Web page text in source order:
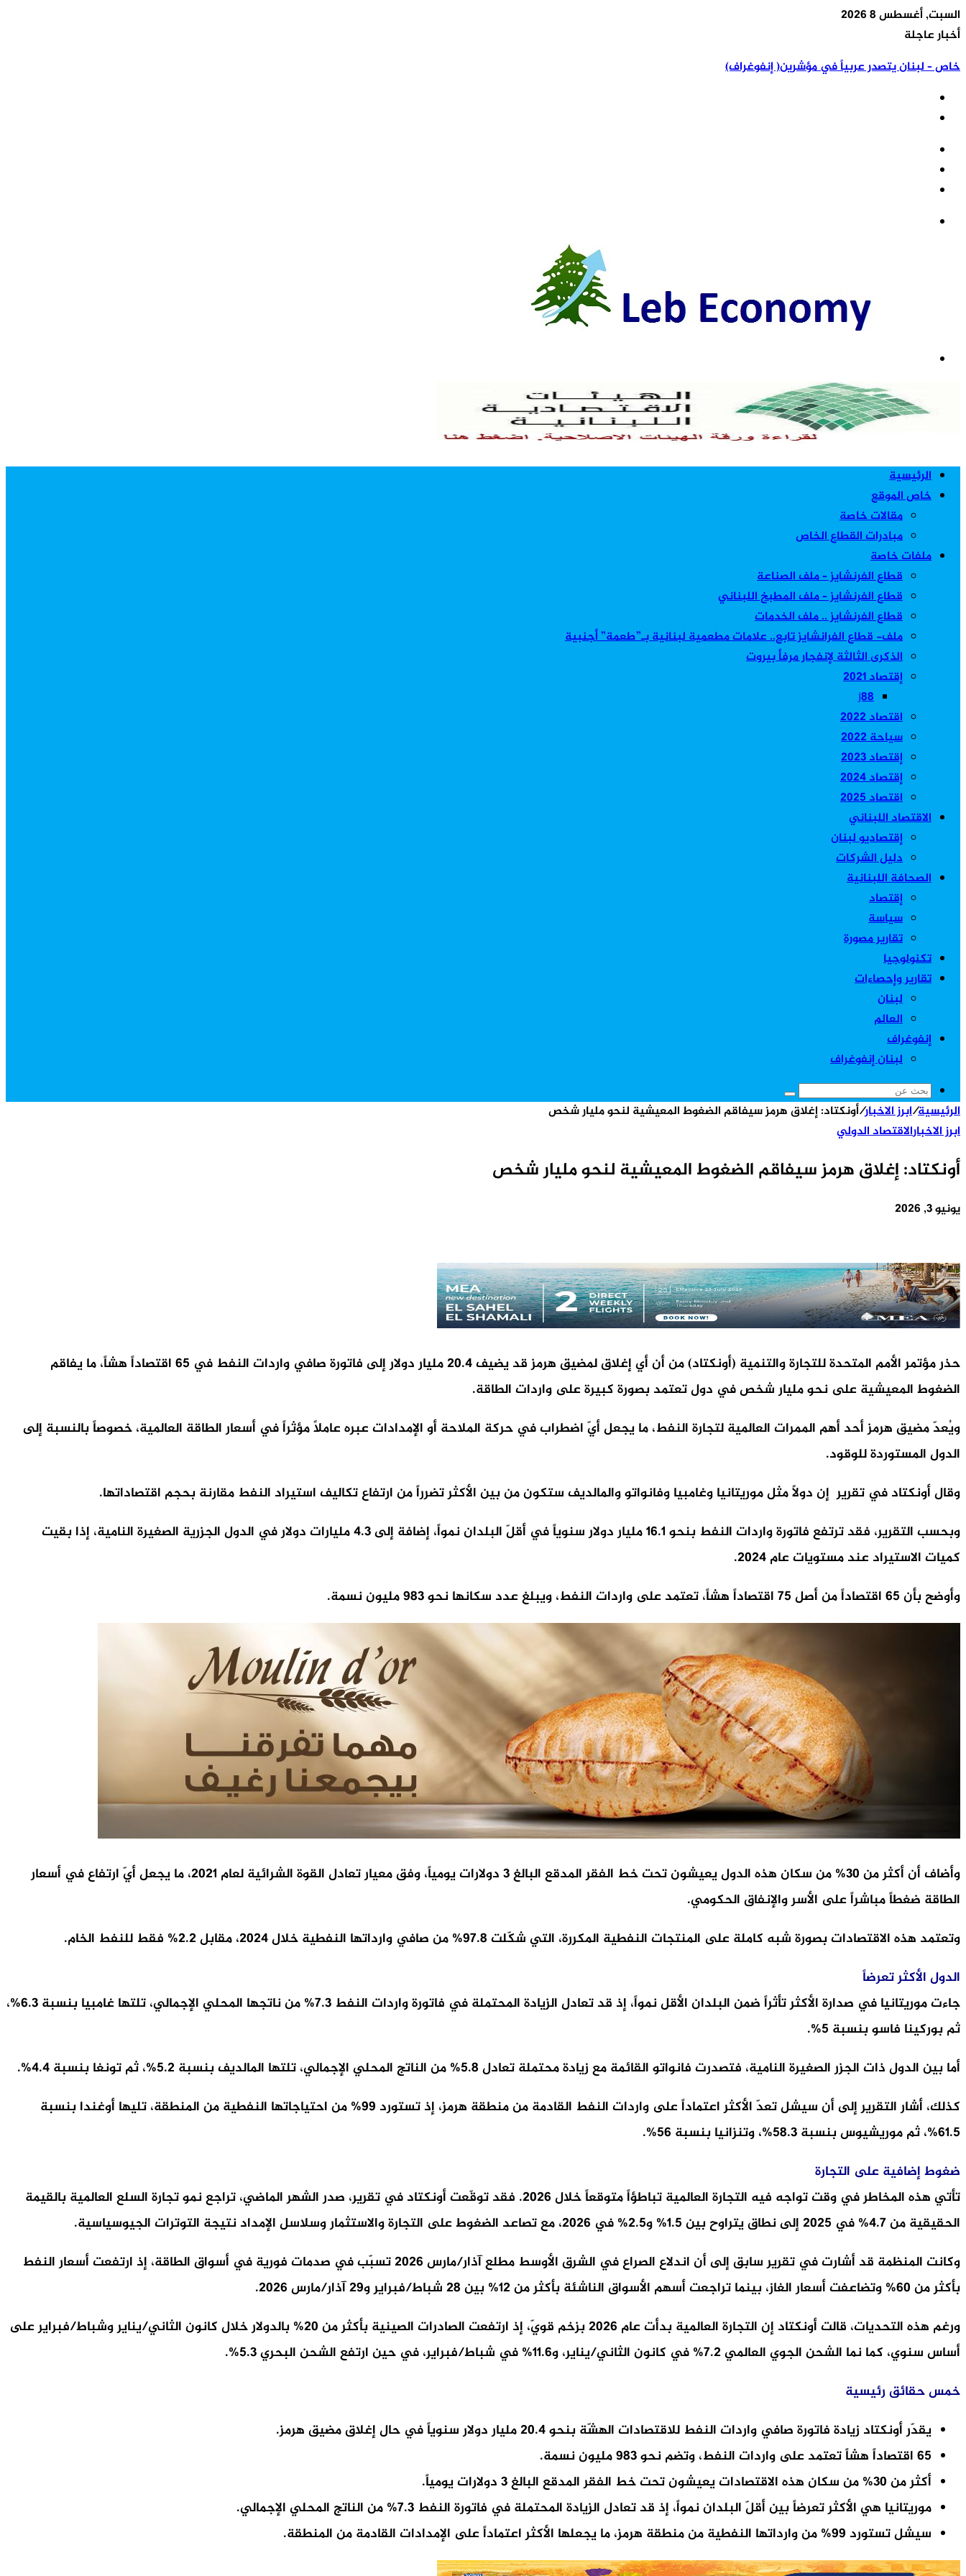
السبت, أغسطس 8 2026
أخبار عاجلة
خاص – لبنان يتصدر عربياً في مؤشرين( إنفوغراف)
الرئيسية
خاص الموقع
مقالات خاصة
مبادرات القطاع الخاص
ملفات خاصة
قطاع الفرنشايز – ملف الصناعة
قطاع الفرنشايز – ملف المطبخ اللبناني
قطاع الفرنشايز .. ملف الخدمات
ملف- قطاع الفرانشايز تابع.. علامات مطعمية لبنانية بـ”طعمة” أجنبية
الذكرى الثالثة لإنفجار مرفأ بيروت
إقتصاد 2021
j88
اقتصاد 2022
سياحة 2022
إقتصاد 2023
إقتصاد 2024
اقتصاد 2025
الاقتصاد اللبناني
إقتصاديو لبنان
دليل الشركات
الصحافة اللبنانية
إقتصاد
سياسة
تقارير مصورة
تكنولوجيا
تقارير وإحصاءات
لبنان
العالم
إنفوغراف
لبنان إنفوغراف
بحث
عن
الرئيسية/ابرز الاخبار/أونكتاد: إغلاق هرمز سيفاقم الضغوط المعيشية لنحو مليار شخص
ابرز الاخبارالاقتصاد الدولي
أونكتاد: إغلاق هرمز سيفاقم الضغوط المعيشية لنحو مليار شخص
يونيو 3, 2026
حذر مؤتمر الأمم المتحدة للتجارة والتنمية (أونكتاد) من أن أي إغلاق لمضيق هرمز قد يضيف 20.4 مليار دولار إلى فاتورة صافي واردات النفط في 65 اقتصاداً هشاً، ما يفاقم
الضغوط المعيشية على نحو مليار شخص في دول تعتمد بصورة كبيرة على واردات الطاقة.
ويُعدّ مضيق هرمز أحد أهم الممرات العالمية لتجارة النفط، ما يجعل أيّ اضطراب في حركة الملاحة أو الإمدادات عبره عاملاً مؤثراً في أسعار الطاقة العالمية، خصوصاً بالنسبة إلى
الدول المستوردة للوقود.
وقال أونكتاد في تقرير إن دولاً مثل موريتانيا وغامبيا وفانواتو والمالديف ستكون من بين الأكثر تضرراً من ارتفاع تكاليف استيراد النفط مقارنة بحجم اقتصاداتها.
وبحسب التقرير، فقد ترتفع فاتورة واردات النفط بنحو 16.1 مليار دولار سنوياً في أقلّ البلدان نمواً، إضافة إلى 4.3 مليارات دولار في الدول الجزرية الصغيرة النامية، إذا بقيت
كميات الاستيراد عند مستويات عام 2024.
وأوضح بأن 65 اقتصاداً من أصل 75 اقتصاداً هشاً، تعتمد على واردات النفط، ويبلغ عدد سكانها نحو 983 مليون نسمة.
وأضاف أن أكثر من 30% من سكان هذه الدول يعيشون تحت خط الفقر المدقع البالغ 3 دولارات يومياً، وفق معيار تعادل القوة الشرائية لعام 2021، ما يجعل أيّ ارتفاع في أسعار
الطاقة ضغطاً مباشراً على الأسر والإنفاق الحكومي.
وتعتمد هذه الاقتصادات بصورة شبه كاملة على المنتجات النفطية المكررة، التي شكّلت 97.8% من صافي وارداتها النفطية خلال 2024، مقابل 2.2% فقط للنفط الخام.
الدول الأكثر تعرضاً
جاءت موريتانيا في صدارة الأكثر تأثراً ضمن البلدان الأقل نمواً، إذ قد تعادل الزيادة المحتملة في فاتورة واردات النفط 7.3% من ناتجها المحلي الإجمالي، تلتها غامبيا بنسبة 6.3%،
ثم بوركينا فاسو بنسبة 5%.
أما بين الدول ذات الجزر الصغيرة النامية، فتصدرت فانواتو القائمة مع زيادة محتملة تعادل 5.8% من الناتج المحلي الإجمالي، تلتها المالديف بنسبة 5.2%، ثم تونغا بنسبة 4.4%.
كذلك، أشار التقرير إلى أن سيشل تعدّ الأكثر اعتماداً على واردات النفط القادمة من منطقة هرمز، إذ تستورد 99% من احتياجاتها النفطية من المنطقة، تليها أوغندا بنسبة
61.5%، ثم موريشيوس بنسبة 58.3%، وتنزانيا بنسبة 56%.
ضغوط إضافية على التجارة
تأتي هذه المخاطر في وقت تواجه فيه التجارة العالمية تباطؤاً متوقعاً خلال 2026. فقد توقّعت أونكتاد في تقرير، صدر الشهر الماضي، تراجع نمو تجارة السلع العالمية بالقيمة
الحقيقية من 4.7% في 2025 إلى نطاق يتراوح بين 1.5% و2.5% في 2026، مع تصاعد الضغوط على التجارة والاستثمار وسلاسل الإمداد نتيجة التوترات الجيوسياسية.
وكانت المنظمة قد أشارت في تقرير سابق إلى أن اندلاع الصراع في الشرق الأوسط مطلع آذار/مارس 2026 تسبّب في صدمات فورية في أسواق الطاقة، إذ ارتفعت أسعار النفط
بأكثر من 60% وتضاعفت أسعار الغاز، بينما تراجعت أسهم الأسواق الناشئة بأكثر من 12% بين 28 شباط/فبراير و29 آذار/مارس 2026.
ورغم هذه التحديات، قالت أونكتاد إن التجارة العالمية بدأت عام 2026 بزخم قويّ، إذ ارتفعت الصادرات الصينية بأكثر من 20% بالدولار خلال كانون الثاني/يناير وشباط/فبراير على
أساس سنوي، كما نما الشحن الجوي العالمي 7.2% في كانون الثاني/يناير، و11.6% في شباط/فبراير، في حين ارتفع الشحن البحري 5.3%.
خمس حقائق رئيسية
يقدّر أونكتاد زيادة فاتورة صافي واردات النفط للاقتصادات الهشّة بنحو 20.4 مليار دولار سنوياً في حال إغلاق مضيق هرمز.
65 اقتصاداً هشاً تعتمد على واردات النفط، وتضم نحو 983 مليون نسمة.
أكثر من 30% من سكان هذه الاقتصادات يعيشون تحت خط الفقر المدقع البالغ 3 دولارات يومياً.
موريتانيا هي الأكثر تعرضاً بين أقلّ البلدان نمواً، إذ قد تعادل الزيادة المحتملة في فاتورة النفط 7.3% من الناتج المحلي الإجمالي.
سيشل تستورد 99% من وارداتها النفطية من منطقة هرمز، ما يجعلها الأكثر اعتماداً على الإمدادات القادمة من المنطقة.